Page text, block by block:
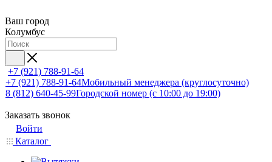
Ваш город
Колумбус
+7 (921) 788-91-64
+7 (921) 788-91-64Мобильный менеджера (круглосуточно)
8 (812) 640-45-99Городской номер (с 10:00 до 19:00)
Заказать звонок
Войти
Каталог